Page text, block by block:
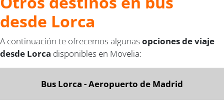
desde Lorca
A continuación te ofrecemos algunas opciones de viaje
desde Lorca disponibles en Movelia:
Bus Lorca - Aeropuerto de Madrid